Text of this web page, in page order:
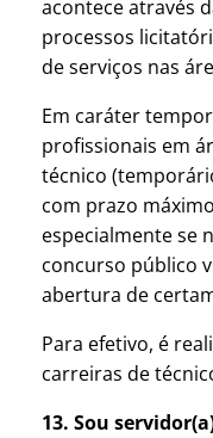
acontece através
processos
de serviços nas
Em caráter
profissionais em
técnico
com prazo
especialmente se
concurso público
abertura de
Para efetivo, é
carreiras de
13. Sou